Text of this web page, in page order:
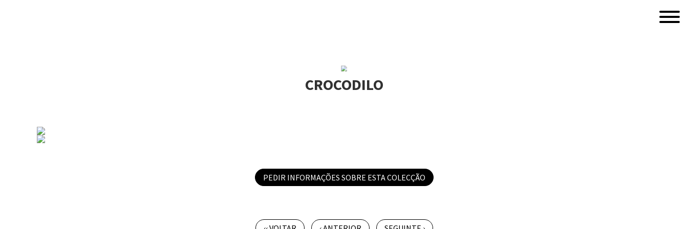
CROCODILO
PEDIR INFORMAÇÕES SOBRE ESTA COLECÇÃO